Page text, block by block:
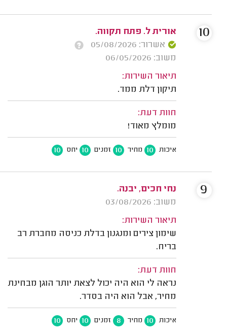
אורית ל. פתח תקווה.
אשרור: 05/08/2026
משוב: 06/05/2026
תיאור השירות:
תיקון דלת ממד.
חוות דעת:
מומלץ מאוד!
איכות 10 מחיר 10 זמנים 10 יחס 10
10
נחי חכים, יבנה.
משוב: 03/08/2026
תיאור השירות:
שימון צירים ומנגנון בדלת כניסה מחברת רב
בריח.
חוות דעת:
נראה לי הוא היה יכול לצאת יותר הוגן מבחינת
מחיר, אבל הוא היה בסדר.
איכות 10 מחיר 8 זמנים 10 יחס 10
9